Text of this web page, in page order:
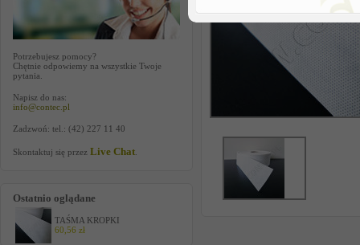
Potrzebujesz pomocy?
Chętnie odpowiemy na wszystkie Twoje
pytania.
Napisz do nas:
info@contec.pl
Zadzwoń: tel.: (42) 227 11 40
Skontaktuj się przez Live Chat
Ostatnio oglądane
TAŚMA KROPKI
60,56 zł